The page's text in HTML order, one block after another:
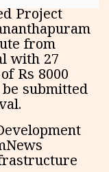
Project
from
with 27
Rs 8000
submitted